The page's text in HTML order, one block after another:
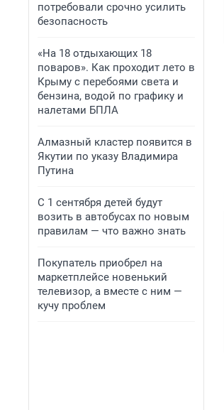
потребовали срочно усилить
безопасность
«На 18 отдыхающих 18
поваров». Как проходит лето в
Крыму с перебоями света и
бензина, водой по графику и
налетами БПЛА
Алмазный кластер появится в
Якутии по указу Владимира
Путина
С 1 сентября детей будут
возить в автобусах по новым
правилам — что важно знать
Покупатель приобрел на
маркетплейсе новенький
телевизор, а вместе с ним —
кучу проблем